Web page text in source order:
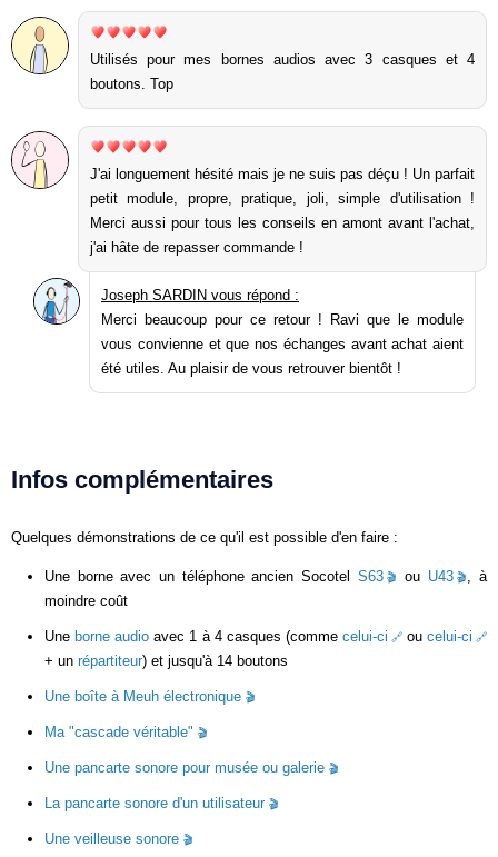
Utilisés pour mes bornes audios avec 3 casques et 4
boutons. Top
J'ai longuement hésité mais je ne suis pas déçu ! Un parfait
petit module, propre, pratique, joli, simple d'utilisation !
Merci aussi pour tous les conseils en amont avant l'achat,
j'ai hâte de repasser commande !
Joseph SARDIN vous répond :
Merci beaucoup pour ce retour ! Ravi que le module
vous convienne et que nos échanges avant achat aient
été utiles. Au plaisir de vous retrouver bientôt !
Infos complémentaires
Quelques démonstrations de ce qu'il est possible d'en faire :
Une borne avec un téléphone ancien Socotel S63 ou U43
, à
moindre coût
Une borne audio avec 1 à 4 casques (comme celui-ci oucelui-ci
+ un répartiteur) et jusqu'à 14 boutons
Une boîte à Meuh électronique
Ma "cascade véritable"
Une pancarte sonore pour musée ou galerie
La pancarte sonore d'un utilisateur
Une veilleuse sonore